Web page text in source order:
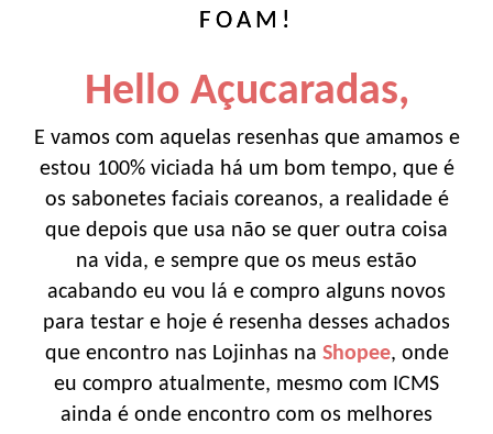
FOAM!
Hello Açucaradas,
E vamos com aquelas resenhas que amamos e
estou 100% viciada há um bom tempo, que é
os sabonetes faciais coreanos, a realidade é
que depois que usa não se quer outra coisa
na vida, e sempre que os meus estão
acabando eu vou lá e compro alguns novos
para testar e hoje é resenha desses achados
que encontro nas Lojinhas na Shopee, onde
eu compro atualmente, mesmo com ICMS
ainda é onde encontro com os melhores